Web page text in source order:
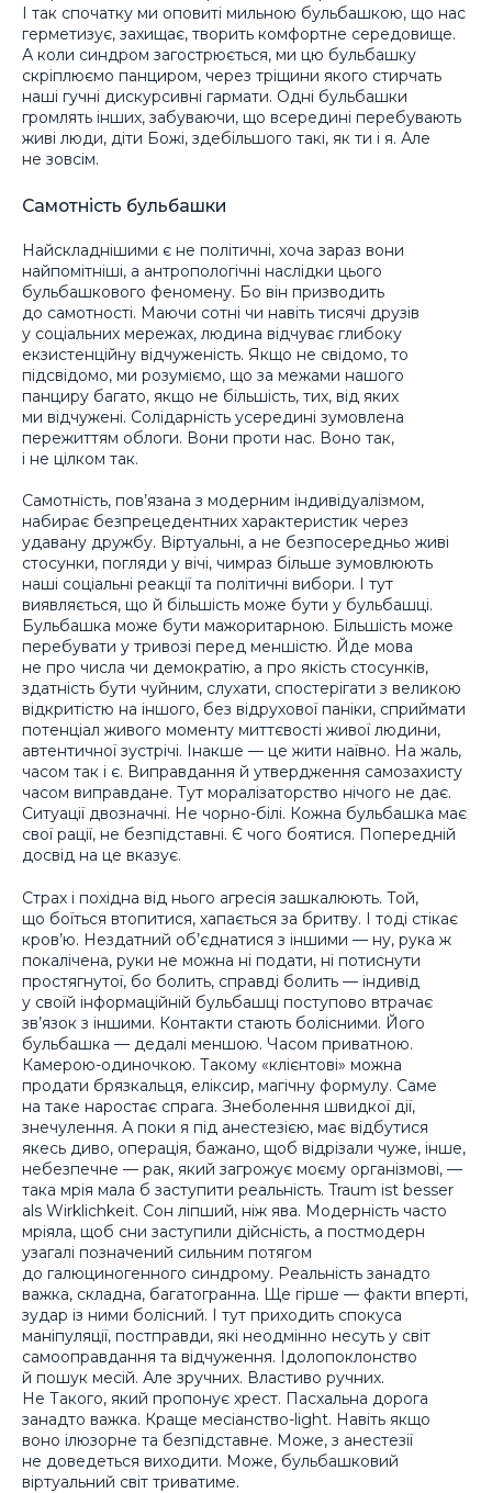
І так спочатку ми оповиті мильною бульбашкою, що нас
герметизує, захищає, творить комфортне середовище.
А коли синдром загострюється, ми цю бульбашку
скріплюємо панциром, через тріщини якого стирчать
наші гучні дискурсивні гармати. Одні бульбашки
громлять інших, забуваючи, що всередині перебувають
живі люди, діти Божі, здебільшого такі, як ти і я. Але
не зовсім.
Самотність бульбашки
Найскладнішими є не політичні, хоча зараз вони
найпомітніші, а антропологічні наслідки цього
бульбашкового феномену. Бо він призводить
до самотності. Маючи сотні чи навіть тисячі друзів
у соціальних мережах, людина відчуває глибоку
екзистенційну відчуженість. Якщо не свідомо, то
підсвідомо, ми розуміємо, що за межами нашого
панциру багато, якщо не більшість, тих, від яких
ми відчужені. Солідарність усередині зумовлена
пережиттям облоги. Вони проти нас. Воно так,
і не цілком так.
Самотність, пов’язана з модерним індивідуалізмом,
набирає безпрецедентних характеристик через
удавану дружбу. Віртуальні, а не безпосередньо живі
стосунки, погляди у вічі, чимраз більше зумовлюють
наші соціальні реакції та політичні вибори. І тут
виявляється, що й більшість може бути у бульбашці.
Бульбашка може бути мажоритарною. Більшість може
перебувати у тривозі перед меншістю. Йде мова
не про числа чи демократію, а про якість стосунків,
здатність бути чуйним, слухати, спостерігати з великою
відкритістю на іншого, без відрухової паніки, сприймати
потенціал живого моменту миттєвості живої людини,
автентичної зустрічі. Інакше — це жити наївно. На жаль,
часом так і є. Виправдання й утвердження самозахисту
часом виправдане. Тут моралізаторство нічого не дає.
Ситуації двозначні. Не чорно-білі. Кожна бульбашка має
свої рації, не безпідставні. Є чого боятися. Попередній
досвід на це вказує.
Страх і похідна від нього агресія зашкалюють. Той,
що боїться втопитися, хапається за бритву. І тоді стікає
кров’ю. Нездатний об’єднатися з іншими — ну, рука ж
покалічена, руки не можна ні подати, ні потиснути
простягнутої, бо болить, справді болить — індивід
у своїй інформаційній бульбашці поступово втрачає
зв’язок з іншими. Контакти стають болісними. Його
бульбашка — дедалі меншою. Часом приватною.
Камерою-одиночкою. Такому «клієнтові» можна
продати брязкальця, еліксир, магічну формулу. Саме
на таке наростає спрага. Знеболення швидкої дії,
знечулення. А поки я під анестезією, має відбутися
якесь диво, операція, бажано, щоб відрізали чуже, інше,
небезпечне — рак, який загрожує моєму організмові, —
така мрія мала б заступити реальність. Traum ist besser
als Wirklichkeit. Сон ліпший, ніж ява. Модерність часто
мріяла, щоб сни заступили дійсність, а постмодерн
узагалі позначений сильним потягом
до галюциногенного синдрому. Реальність занадто
важка, складна, багатогранна. Ще гірше — факти вперті,
зудар із ними болісний. І тут приходить спокуса
маніпуляції, постправди, які неодмінно несуть у світ
самооправдання та відчуження. Ідолопоклонство
й пошук месій. Але зручних. Властиво ручних.
Не Такого, який пропонує хрест. Пасхальна дорога
занадто важка. Краще месіанство-light. Навіть якщо
воно ілюзорне та безпідставне. Може, з анестезії
не доведеться виходити. Може, бульбашковий
віртуальний світ триватиме.